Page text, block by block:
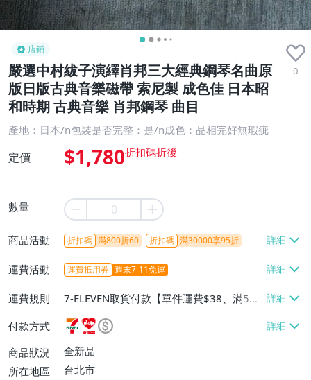
店鋪
嚴選中村紱子演繹肖邦三大經典鋼琴名曲原
版日版古典音樂磁帶 索尼製 成色佳 日本昭
和時期 古典音樂 肖邦鋼琴 曲目
0
產地：日本/n包裝是否完整：是/n成色：品相完好無瑕疵
定價 $1,780
數量
商品活動 折扣碼 滿800折60 折扣碼 滿30000享95折
運費活動 運費抵用券 週末7-11免運
運費規則
7-ELEVEN取貨付款【單件運費$38、滿5件
或消費滿$1298免運費】、7-ELEVEN取貨
不付款【免運費】、萊爾富取貨付款【單件
運費$60、滿5件或消費滿$1298免運
費】、宅配/貨運【單件運費$120、滿5件
付款方式
商品狀況
全新品
所在地區
台北市